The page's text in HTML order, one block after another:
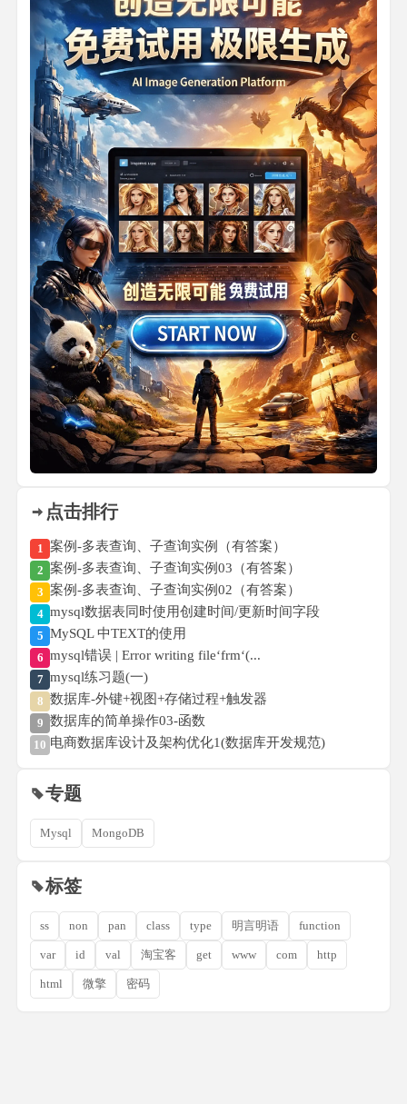
点击排行
1 案例-多表查询、子查询实例（有答案）
2 案例-多表查询、子查询实例03（有答案）
3 案例-多表查询、子查询实例02（有答案）
4 mysql数据表同时使用创建时间/更新时间字段
5 MySQL 中TEXT的使用
6 mysql错误 | Error writing file‘frm‘(...
7 mysql练习题(一)
8 数据库-外键+视图+存储过程+触发器
9 数据库的简单操作03-函数
10 电商数据库设计及架构优化1(数据库开发规范)
专题
Mysql MongoDB
标签
ss non pan class type 明言明语 function
var id val 淘宝客 get www com http
html 微擎 密码